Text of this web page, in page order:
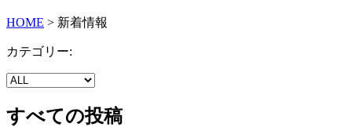
HOME > 新着情報
カテゴリー:
すべての投稿